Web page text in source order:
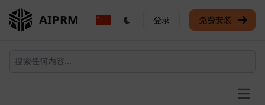
AIPRM 登录 免费安装